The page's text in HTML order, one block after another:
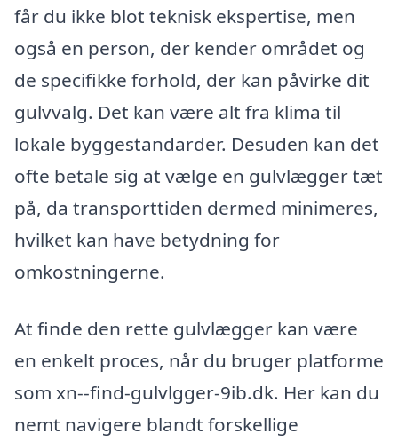
får du ikke blot teknisk ekspertise, men
også en person, der kender området og
de specifikke forhold, der kan påvirke dit
gulvvalg. Det kan være alt fra klima til
lokale byggestandarder. Desuden kan det
ofte betale sig at vælge en gulvlægger tæt
på, da transporttiden dermed minimeres,
hvilket kan have betydning for
omkostningerne.
At finde den rette gulvlægger kan være
en enkelt proces, når du bruger platforme
som xn--find-gulvlgger-9ib.dk. Her kan du
nemt navigere blandt forskellige